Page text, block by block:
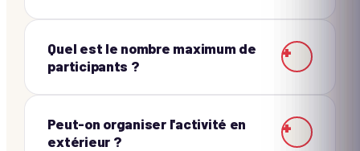
Quel est le nombre maximum de
participants ?
+
Peut-on organiser l'activité en
extérieur ?
+